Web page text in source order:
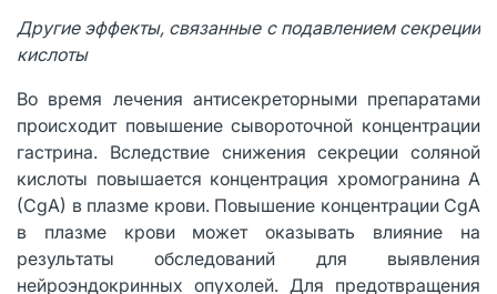
Другие эффекты, связанные с подавлением секреции
кислоты
Во время лечения антисекреторными препаратами
происходит повышение сывороточной концентрации
гастрина. Вследствие снижения секреции соляной
кислоты повышается концентрация хромогранина A
(CgA) в плазме крови. Повышение концентрации CgA
в плазме крови может оказывать влияние на
результаты обследований для выявления
нейроэндокринных опухолей. Для предотвращения